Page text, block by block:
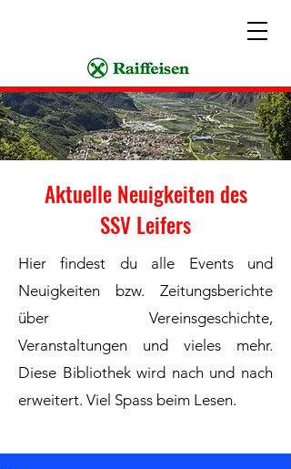
Aktuelle Neuigkeiten des
SSV Leifers
Hier findest du alle Events und
Neuigkeiten bzw. Zeitungsberichte
über Vereinsgeschichte,
Veranstaltungen und vieles mehr.
Diese Bibliothek wird nach und nach
erweitert. Viel Spass beim Lesen.